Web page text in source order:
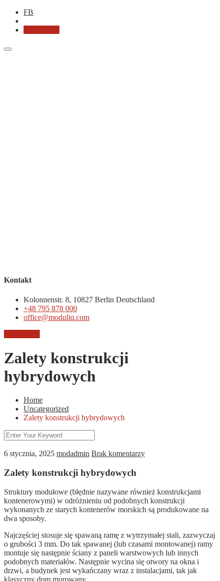
FB
Kontakt
Kolonnenstr. 8, 10827 Berlin Deutschland
+48 795 878 000
office@moduliq.com
Zalety konstrukcji
hybrydowych
Home
Uncategorized
Zalety konstrukcji hybrydowych
6 stycznia, 2025 modadmin Brak komentarzy
Zalety konstrukcji hybrydowych
Struktury modułowe (błędnie nazywane również konstrukcjami
kontenerowymi) w odróżnieniu od podobnych konstrukcji
wykonanych ze starych kontenerów morskich są produkowane na
dwa sposoby.
Najczęściej stosuje się spawaną ramę z wytrzymałej stali, zazwyczaj
o grubości 3 mm. Do tak spawanej (lub czasami montowanej) ramy
montuje się następnie ściany z paneli warstwowych lub innych
podobnych materiałów. Następnie wycina się otwory na okna i
drzwi, a budynek jest wykańczany wraz z instalacjami, tak jak
klasyczny dom murowany.